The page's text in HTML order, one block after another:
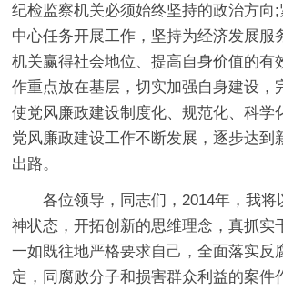
纪检监察机关必须始终坚持的政治方向
中心任务开展工作，坚持为经济发展服
机关赢得社会地位、提高自身价值的有
作重点放在基层，切实加强自身建设，
使党风廉政建设制度化、规范化、科学
党风廉政建设工作不断发展，逐步达到
出路。
各位领导，同志们，2014年，我将
神状态，开拓创新的思维理念，真抓实
一如既往地严格要求自己，全面落实反
定，同腐败分子和损害群众利益的案件